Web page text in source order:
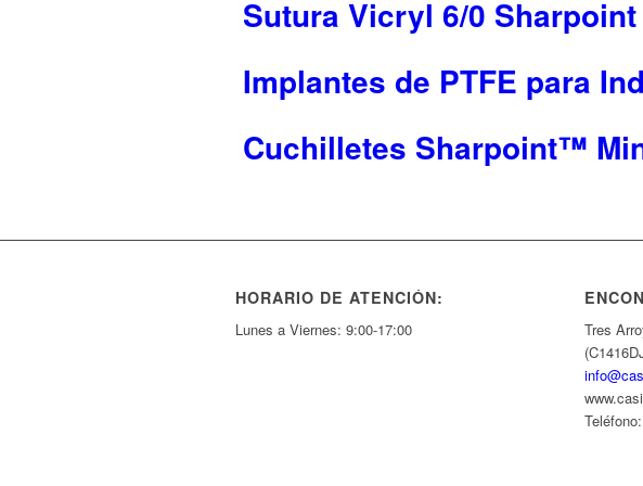
Sutura Vicryl 6/0 Sharpoint
Implantes de PTFE para
Cuchilletes Sharpoint™
HORARIO DE ATENCIÓN:
Lunes a Viernes: 9:00-17:00
Tres